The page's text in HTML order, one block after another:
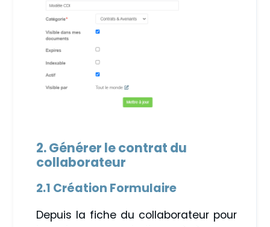
2. Générer le contrat du
collaborateur
2.1 Création Formulaire
Depuis la fiche du collaborateur pour